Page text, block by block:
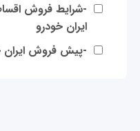
-شرایط فروش
ایران خودرو
-پیش فروش ایران